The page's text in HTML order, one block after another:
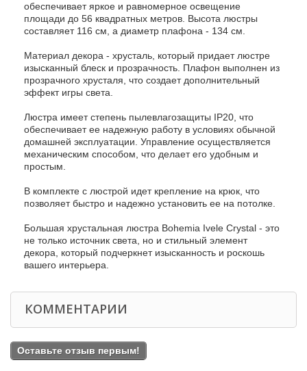
обеспечивает яркое и равномерное освещение
площади до 56 квадратных метров. Высота люстры
составляет 116 см, а диаметр плафона - 134 см.
Материал декора - хрусталь, который придает люстре
изысканный блеск и прозрачность. Плафон выполнен из
прозрачного хрусталя, что создает дополнительный
эффект игры света.
Люстра имеет степень пылевлагозащиты IP20, что
обеспечивает ее надежную работу в условиях обычной
домашней эксплуатации. Управление осуществляется
механическим способом, что делает его удобным и
простым.
В комплекте с люстрой идет крепление на крюк, что
позволяет быстро и надежно установить ее на потолке.
Большая хрустальная люстра Bohemia Ivele Crystal - это
не только источник света, но и стильный элемент
декора, который подчеркнет изысканность и роскошь
вашего интерьера.
КОММЕНТАРИИ
Оставьте отзыв первым!